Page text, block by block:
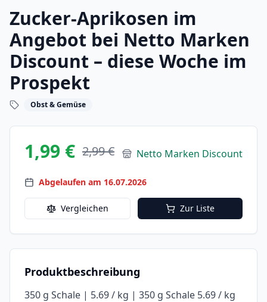
Zucker-Aprikosen im
Angebot bei Netto Marken
Discount – diese Woche im
Prospekt
Obst & Gemüse
1,99 € 2,99 € Netto Marken Discount
Abgelaufen am 16.07.2026
Vergleichen Zur Liste
Produktbeschreibung
350 g Schale | 5.69 / kg | 350 g Schale 5.69 / kg